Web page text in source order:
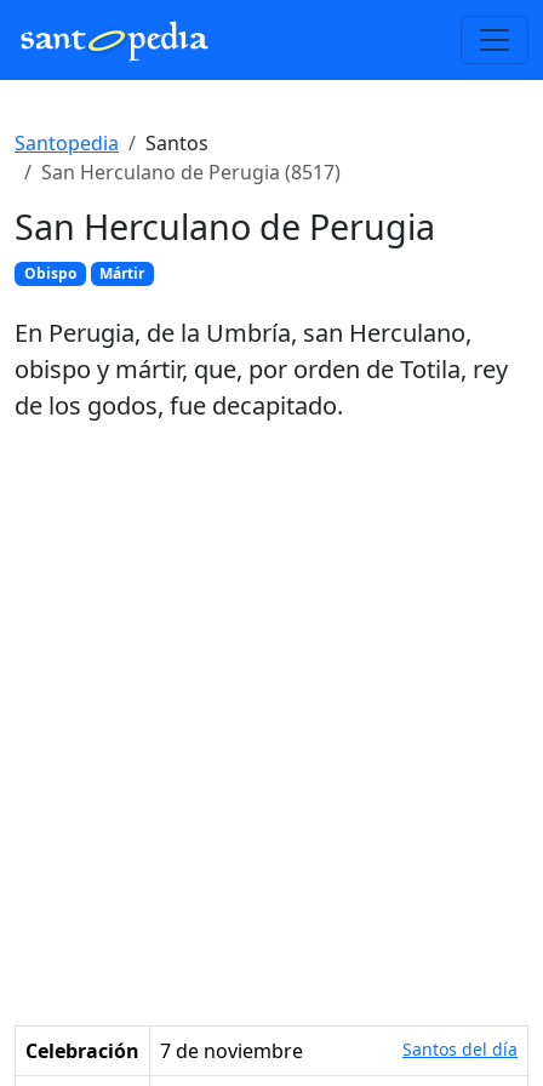
Santopedia
Santos
San Herculano de Perugia (8517)
San Herculano de Perugia
Obispo Mártir
En Perugia, de la Umbría, san Herculano,
obispo y mártir, que, por orden de Totila, rey
de los godos, fue decapitado.
Celebración 7 de noviembre Santos del día